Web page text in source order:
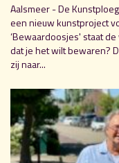
Aalsmeer - De
een nieuw kunstproject
‘Bewaardoosjes' staat
dat je het wilt bewaren?
zij naar...